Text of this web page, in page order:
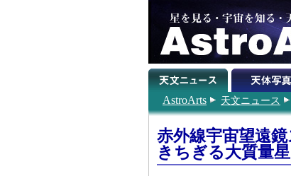
AstroArts 天文ニュース
赤外線宇宙望遠
きちぎる大質量星